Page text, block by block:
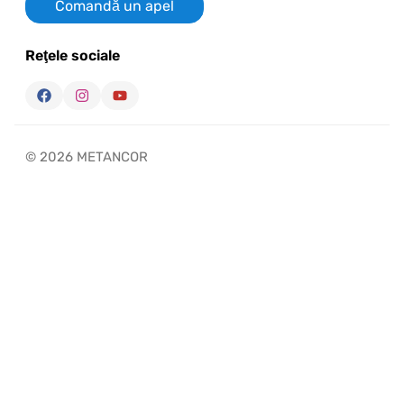
Comandă un apel
Reţele sociale
© 2026 METANCOR